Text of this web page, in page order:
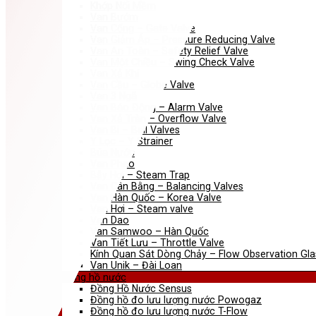
Van Cổng – Gate Valve
Van Giảm Áp – Pressure Reducing Valve
Van An Toàn – Safety Relief Valve
Van Một Chiều – Swing Check Valve
Van Cầu – Globe Valve
Van Báo Động – Alarm Valve
Van Xả Tràn – Overflow Valve
Van Bi – Ball Valves
Y Lọc – Y Strainer
Búa Nước
Van Phao
Bẫy Hơi – Steam Trap
Van Cân Bằng – Balancing Valves
Van Hàn Quốc – Korea Valve
Van Hơi – Steam valve
Van Dao
Van Samwoo – Hàn Quốc
Van Tiết Lưu – Throttle Valve
Kính Quan Sát Dòng Chảy – Flow Observation
Van Unik – Đài Loan
Đồng hồ nước
Đồng Hồ Nước Sensus
Đồng hồ đo lưu lượng nước Powogaz
Đồng hồ đo lưu lượng nước T-Flow